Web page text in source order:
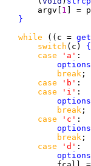
argv[
1
}
while ((c =
switch (c) {
case 'a'
options
break
case 'b'
case 'i'
options
break
case 'c'
options
break
case 'd'
options